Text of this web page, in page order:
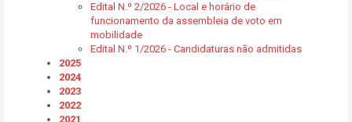
Edital N.º 2/2026 - Local e horário de
funcionamento da assembleia de voto em
mobilidade
Edital N.º 1/2026 - Candidaturas não admitidas
2025
2024
2023
2022
2021